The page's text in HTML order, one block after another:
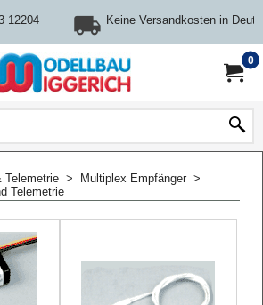
12204 Keine Versandkosten in
0
Telemetrie > Multiplex Empfänger >
Telemetrie